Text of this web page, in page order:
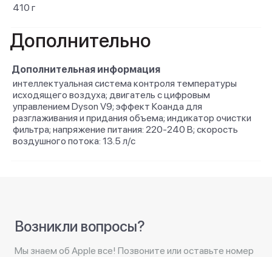
410 г
Дополнительно
Дополнительная информация
интеллектуальная система контроля температуры
исходящего воздуха; двигатель с цифровым
управлением Dyson V9; эффект Коанда для
разглаживания и придания объема; индикатор очистки
фильтра; напряжение питания: 220-240 В; скорость
воздушного потока: 13.5 л/с
Возникли вопросы?
Мы знаем об Apple все! Позвоните или оставьте номер